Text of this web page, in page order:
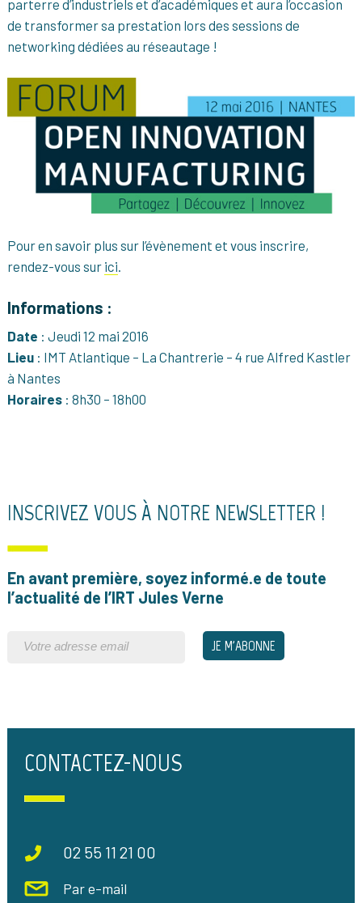
parterre d’industriels et d’académiques et aura l’occasion
de transformer sa prestation lors des sessions de
networking dédiées au réseautage !
Pour en savoir plus sur l’évènement et vous inscrire,
rendez-vous sur ici
Informations :
Date : Jeudi 12 mai 2016
Lieu: IMT Atlantique – La Chantrerie – 4 rue Alfred Kastler
à Nantes
Horaires: 8h30 – 18h00
INSCRIVEZ VOUS À NOTRE NEWSLETTER !
En avant première, soyez informé.e de toute
l’actualité de l’IRT Jules Verne
CONTACTEZ-NOUS
02 55 11 21 00
Par e-mail